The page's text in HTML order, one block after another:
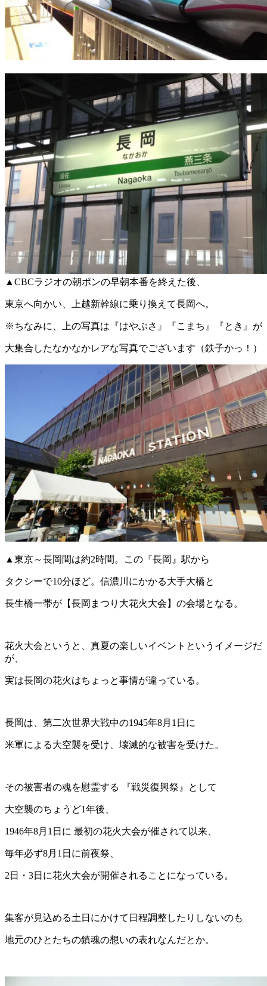
▲CBCラジオの朝ポンの早朝本番を終えた後、
東京へ向かい、上越新幹線に乗り換えて長岡へ。
※ちなみに、上の写真は『はやぶさ』『こまち』『とき』が
大集合したなかなかレアな写真でございます（鉄子かっ！）
▲東京～長岡間は約2時間。この『長岡』駅から
タクシーで10分ほど。信濃川にかかる大手大橋と
長生橋一帯が【長岡まつり大花火大会】の会場となる。
花火大会というと、真夏の楽しいイベントというイメージだ
が、
実は長岡の花火はちょっと事情が違っている。
長岡は、第二次世界大戦中の1945年8月1日に
米軍による大空襲を受け、壊滅的な被害を受けた。
その被害者の魂を慰霊する 『戦災復興祭』として
大空襲のちょうど1年後、
1946年8月1日に 最初の花火大会が催されて以来、
毎年必ず8月1日に前夜祭、
2日・3日に花火大会が開催されることになっている。
集客が見込める土日にかけて日程調整したりしないのも
地元のひとたちの鎮魂の想いの表れなんだとか。